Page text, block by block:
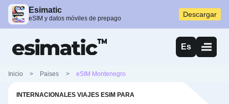
Esimatic
eSIM y datos móviles de prepago Descargar
Es
Inicio > Paises > eSIM Montenegro
INTERNACIONALES VIAJES ESIM PARA